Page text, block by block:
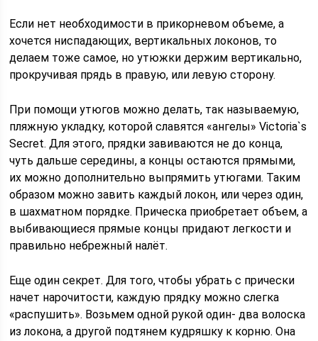
Если нет необходимости в прикорневом объеме, а
хочется ниспадающих, вертикальных локонов, то
делаем тоже самое, но утюжки держим вертикально,
прокручивая прядь в правую, или левую сторону.
При помощи утюгов можно делать, так называемую,
пляжную укладку, которой славятся «ангелы» Victoria`s
Secret. Для этого, прядки завиваются не до конца,
чуть дальше середины, а концы остаются прямыми,
их можно дополнительно выпрямить утюгами. Таким
образом можно завить каждый локон, или через один,
в шахматном порядке. Прическа приобретает объем, а
выбивающиеся прямые концы придают легкости и
правильно небрежный налёт.
Еще один секрет. Для того, чтобы убрать с прически
начет нарочитости, каждую прядку можно слегка
«распушить». Возьмем одной рукой один- два волоска
из локона, а другой подтянем кудряшку к корню. Она